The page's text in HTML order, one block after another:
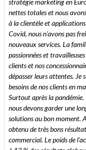
nettes totales et nous
à la clientèle et
Covid, nous n'avons pas
nouveaux services. La
passionnées et
clients et nos
dépasser leurs attentes. Je
besoins de nos clients en
Surtout après la pandémie.
nous devons garder une
solutions au bon moment.
obtenu de très bons
commercial. Le poids de